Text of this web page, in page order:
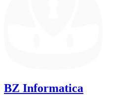
BZ Informatica